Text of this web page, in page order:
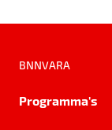
BNNVARA
Programma's